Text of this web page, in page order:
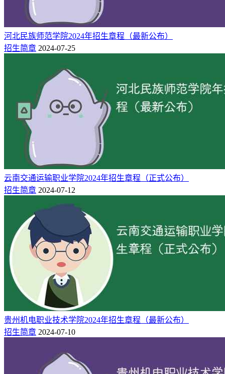
湖南科技大学
车辆工程
湖南科技大学 重庆 电气工程及其自动化
湖南科技大学 重庆 智能制造工程
湖南科技大学 重庆
湖南科技大学 重庆
湖南科技大学
信息安全
2
湖南科技大学 重庆 安全工程
4
湖南科技大学
软件工程
湖南科技大学
采矿工程
湖南科技大学
土木工程
湖南科技大学 重庆 化学
湖南科技大学 重庆 应急技术与管理
2
湖南科技大学 重庆
湖南科技大学 重庆
湖南科技大学
工程力学
湖南科技大学 重庆 物理学
2
湖南科技大学 重庆 材料成型及控制工程
2
湖南科技大学 重庆 应用统计学
湖南科技大学 重庆 制药工程
湖南科技大学 重庆 信息与计算科学
湖南科技大学
重庆 数学与应用数学
湖南科技大学 重庆 生物科学
3
湖南科技大学 重庆
湖南科技大学 重庆
河北民族师范学院2024年招生章程（最新公布）
招生简章 2024-07-25
云南交通运输职业学院2024年招生章程（正式公布）
招生简章 2024-07-12
贵州机电职业技术学院2024年招生章程（最新公布）
招生简章 2024-07-10